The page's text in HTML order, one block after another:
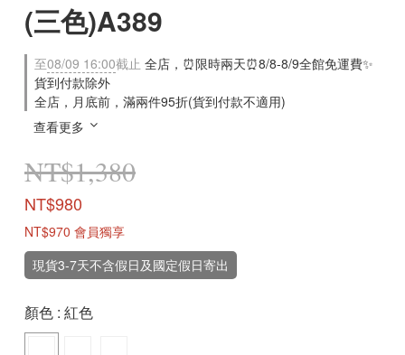
(三色)A389
至08/09 16:00截止 全店，⏰限時兩天⏰8/8-8/9全館免運費✨
貨到付款除外
全店，月底前，滿兩件95折(貨到付款不適用)
查看更多
NT$1,380
NT$980
NT$970 會員獨享
現貨3-7天不含假日及國定假日寄出
顏色 : 紅色